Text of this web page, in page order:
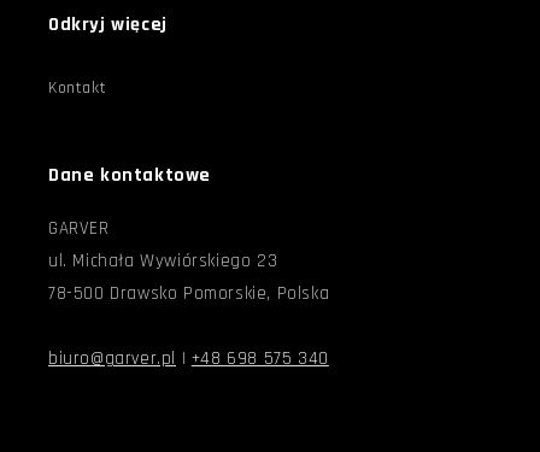
Odkryj więcej
Kontakt
Dane kontaktowe
GARVER
ul. Michała Wywiórskiego 23
78-500 Drawsko Pomorskie, Polska
biuro@garver.pl | +48 698 575 340